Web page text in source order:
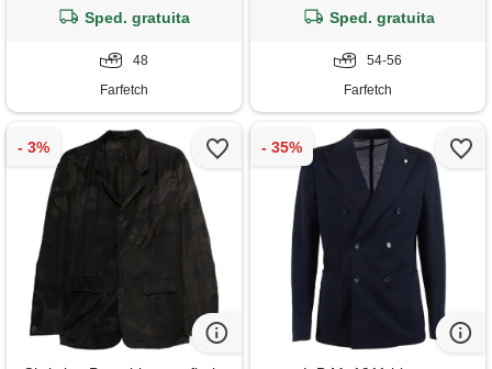
Sped. gratuita
48
Farfetch
Sped. gratuita
54-56
Farfetch